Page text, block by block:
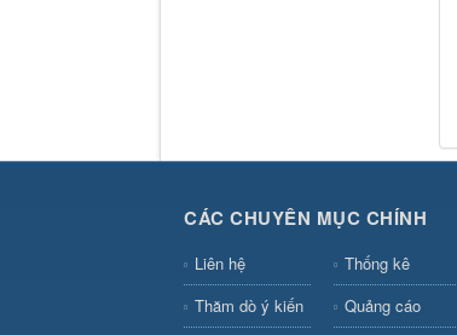
CÁC CHUYÊN MỤC CHÍNH
Liên hệ
Thống kê
Thăm dò ý kiến
Quảng cáo